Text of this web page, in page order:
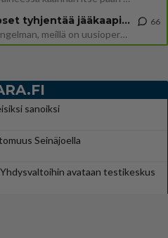
Uusioperheen aikuiset lapset tyhjentää jääkaapin käydessään
Miten selvittäisitte seuraavan ongelman, meillä on uusioperhe, minulla teini-ikäiset lapset ja puolisolla aikuiset, jotk
66
sanoiksi
Seinäjoella
avataan testikeskus